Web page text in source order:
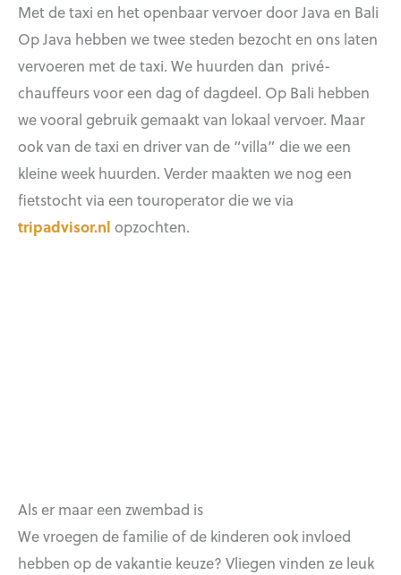
Met de taxi en het openbaar vervoer door Java en Bali
Op Java hebben we twee steden bezocht en ons laten
vervoeren met de taxi. We huurden dan privé-
chauffeurs voor een dag of dagdeel. Op Bali hebben
we vooral gebruik gemaakt van lokaal vervoer. Maar
ook van de taxi en driver van de “villa” die we een
kleine week huurden. Verder maakten we nog een
fietstocht via een touroperator die we via
tripadvisor.nl opzochten.
Als er maar een zwembad is
We vroegen de familie of de kinderen ook invloed
hebben op de vakantie keuze? Vliegen vinden ze leuk